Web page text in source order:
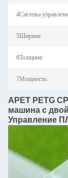
4Система
5Ширина:
6Толщина:
7Мощность:
APET PETG
машина с
Управление